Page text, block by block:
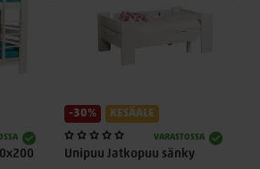
-30% KESÄALE
VARASTOSSA
Unipuu Jatkopuu sänky